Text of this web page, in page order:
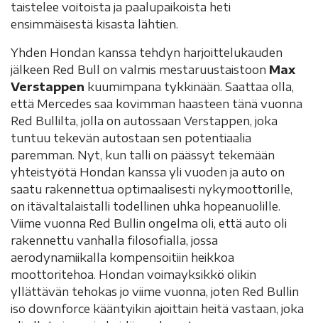
taistelee voitoista ja paalupaikoista heti
ensimmäisestä kisasta lähtien.
Yhden Hondan kanssa tehdyn harjoittelukauden
jälkeen Red Bull on valmis mestaruustaistoon Max
Verstappen kuumimpana tykkinään. Saattaa olla,
että Mercedes saa kovimman haasteen tänä vuonna
Red Bullilta, jolla on autossaan Verstappen, joka
tuntuu tekevän autostaan sen potentiaalia
paremman. Nyt, kun talli on päässyt tekemään
yhteistyötä Hondan kanssa yli vuoden ja auto on
saatu rakennettua optimaalisesti nykymoottorille,
on itävaltalaistalli todellinen uhka hopeanuolille.
Viime vuonna Red Bullin ongelma oli, että auto oli
rakennettu vanhalla filosofialla, jossa
aerodynamiikalla kompensoitiin heikkoa
moottoritehoa. Hondan voimayksikkö olikin
yllättävän tehokas jo viime vuonna, joten Red Bullin
iso downforce kääntyikin ajoittain heitä vastaan, joka